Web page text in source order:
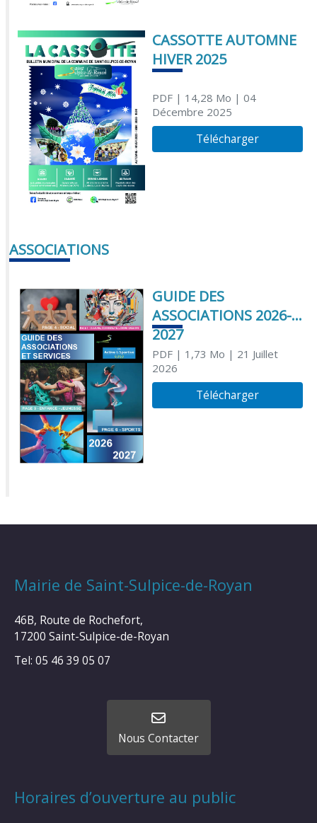
CASSOTTE AUTOMNE
HIVER 2025
PDF| 14,28 Mo | 04
Décembre 2025
Télécharger
ASSOCIATIONS
GUIDE DES
ASSOCIATIONS 2026-
2027
PDF| 1,73 Mo | 21 Juillet
2026
Télécharger
Mairie de Saint-Sulpice-de-Royan
46B, Route de Rochefort,
17200 Saint-Sulpice-de-Royan
Tel: 05 46 39 05 07
Nous Contacter
Horaires d’ouverture au public